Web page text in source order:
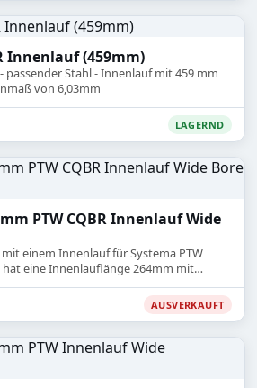
Innenlauf (459mm)
passender Stahl - Innenlauf mit 459 mm
von 6,03mm
LAGERND
PTW CQBR Innenlauf Wide
einem Innenlauf für Systema PTW
hat eine Innenlauflänge 264mm mit
AUSVERKAUFT